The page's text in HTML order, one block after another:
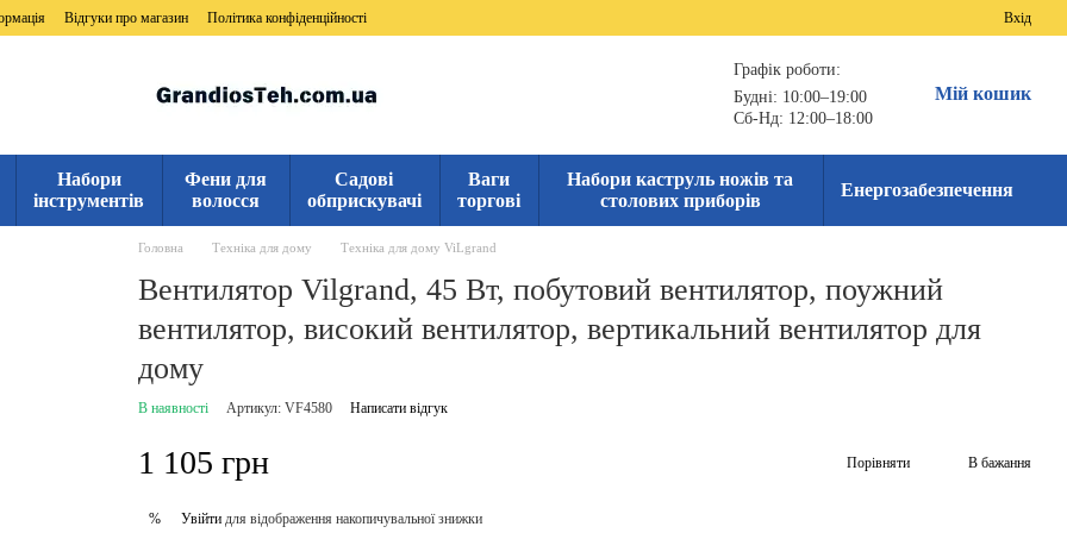
Відгуки про магазин Політика конфіденційності Вхід
Графік роботи:
Будні: 10:00–19:00
Сб-Нд: 12:00–18:00
Мій кошик
Набори
інструментів
Фени для
волосся
Садові
обприскувачі
Ваги
торгові
Набори каструль ножів та
столових приборів
Енергозабезпечення
Головна Техніка для дому Техніка для дому ViLgrand
Вентилятор Vilgrand, 45 Вт, побутовий вентилятор, поужний
вентилятор, високий вентилятор, вертикальний вентилятор для
дому
В наявності Артикул: VF4580 Написати відгук
1 105 грн Порівняти В бажання
% Увійтидля відображення накопичувальної знижки